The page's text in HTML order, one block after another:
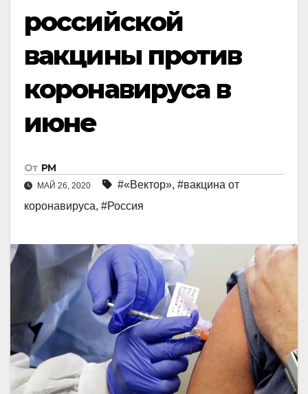
российской
вакцины против
коронавируса в
июне
От РМ
МАЙ 26, 2020 #«Вектор», #вакцина от
коронавируса, #Россия